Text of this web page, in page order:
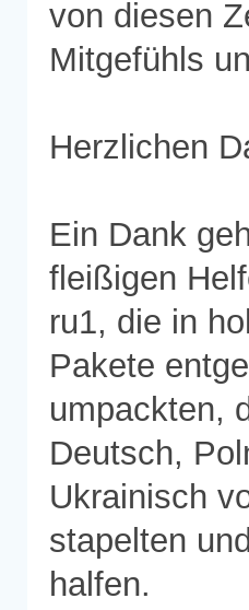
von diesen
Mitgefühls
Herzlichen
Ein Dank
fleißigen
ru1, die in
Pakete
umpackten,
Deutsch,
Ukrainisch
stapelten
halfen.